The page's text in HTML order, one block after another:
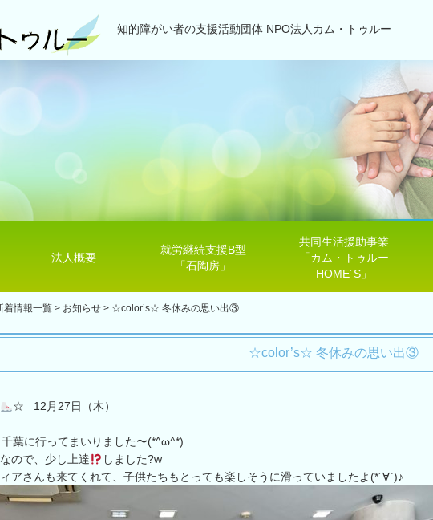
知的障がい者の支援活動団体 NPO法人カム・トゥルー
法人概要
就労継続支援B型
「石陶房」
共同生活援助事業
「カム・トゥルー
HOME´S」
着情報一覧 > お知らせ > ☆color’s☆ 冬休みの思い出③
☆color’s☆ 冬休みの思い出③
☆ 12月27日（木）
葉に行ってまいりました〜(*^ω^*)
ので、少し上達
しました?w
アさんも来てくれて、子供たちもとっても楽しそうに滑っていましたよ(*´∀`)♪